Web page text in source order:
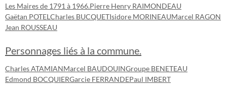
Les Maires de 1791 à 1966.Pierre Henry RAIMONDEAU
Gaëtan POTEL Charles BUCQUETIsidore MORINEAUMarcel RAGON
Jean ROUSSEAU
Personnages liés à la commune.
Charles ATAMIANMarcel BAUDOUINGroupe BENETEAU
Edmond BOCQUIERGarcie FERRANDEPaul IMBERT